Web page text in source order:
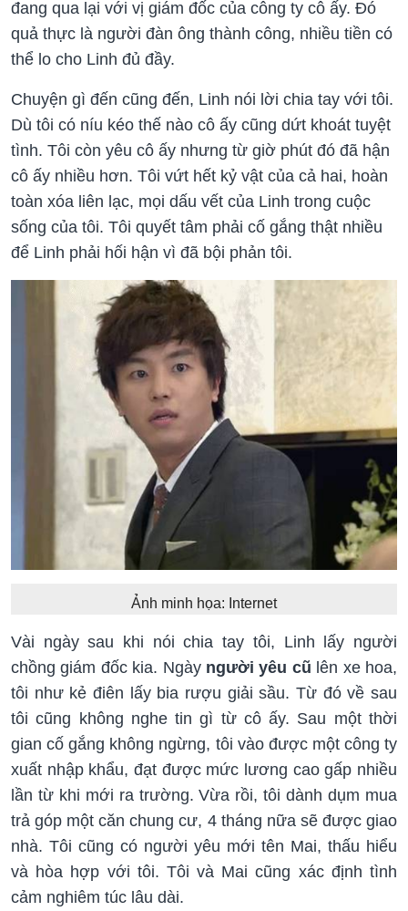
đang qua lại với vị giám đốc của công ty cô ấy. Đó
quả thực là người đàn ông thành công, nhiều tiền có
thể lo cho Linh đủ đầy.
Chuyện gì đến cũng đến, Linh nói lời chia tay với tôi.
Dù tôi có níu kéo thế nào cô ấy cũng dứt khoát tuyệt
tình. Tôi còn yêu cô ấy nhưng từ giờ phút đó đã hận
cô ấy nhiều hơn. Tôi vứt hết kỷ vật của cả hai, hoàn
toàn xóa liên lạc, mọi dấu vết của Linh trong cuộc
sống của tôi. Tôi quyết tâm phải cố gắng thật nhiều
để Linh phải hối hận vì đã bội phản tôi.
Ảnh minh họa: Internet
Vài ngày sau khi nói chia tay tôi, Linh lấy người
chồng giám đốc kia. Ngàyngười yêu cũ lên xe hoa,
tôi như kẻ điên lấy bia rượu giải sầu. Từ đó về sau
tôi cũng không nghe tin gì từ cô ấy. Sau một thời
gian cố gắng không ngừng, tôi vào được một công ty
xuất nhập khẩu, đạt được mức lương cao gấp nhiều
lần từ khi mới ra trường. Vừa rồi, tôi dành dụm mua
trả góp một căn chung cư, 4 tháng nữa sẽ được giao
nhà. Tôi cũng có người yêu mới tên Mai, thấu hiểu
và hòa hợp với tôi. Tôi và Mai cũng xác định tình
cảm nghiêm túc lâu dài.